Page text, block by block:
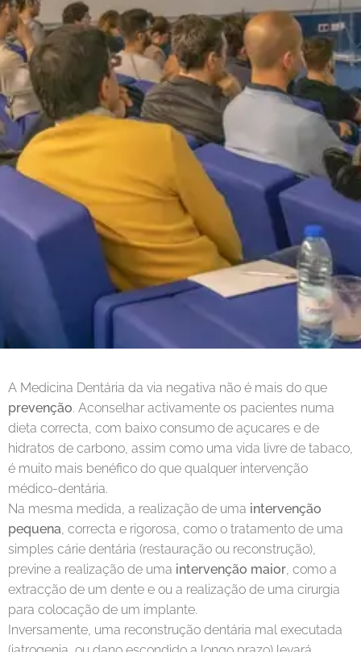
A Medicina Dentária da via negativa não é mais do que
prevenção. Aconselhar activamente os pacientes numa
dieta correcta, com baixo consumo de açucares e de
hidratos de carbono, assim como uma vida livre de tabaco,
é muito mais benéfico do que qualquer intervenção
médico-dentária.
Na mesma medida, a realização de uma intervenção
pequena , correcta e rigorosa, como o tratamento de uma
simples cárie dentária (restauração ou reconstrução),
previne a realização de uma intervenção maior , como a
extracção de um dente e ou a realização de uma cirurgia
para colocação de um implante.
Inversamente, uma reconstrução dentária mal executada